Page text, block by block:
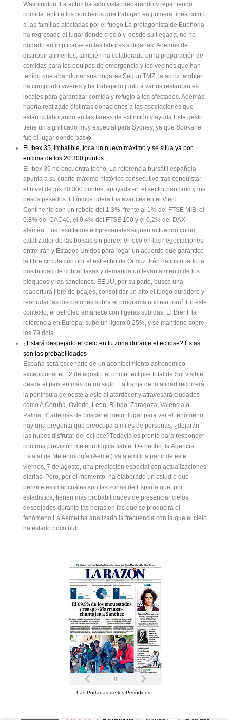
Washington. La actriz ha sido vista preparando y repartiendo
comida tanto a los bomberos que trabajan en primera línea como
a las familias afectadas por el fuego.La protagonista de Euphoria
ha regresado al lugar donde creció y, desde su llegada, no ha
dudado en implicarse en las labores solidarias. Además de
distribuir alimentos, también ha colaborado en la preparación de
comidas para los equipos de emergencia y los vecinos que han
tenido que abandonar sus hogares.Según TMZ, la actriz también
ha comprado víveres y ha trabajado junto a varios restaurantes
locales para garantizar comida y refugio a los afectados. Además,
habría realizado distintas donaciones a las asociaciones que
están colaborando en las tareas de extinción y ayuda.Este gesto
tiene un significado muy especial para Sydney, ya que Spokane
fue el lugar donde pas�
El Ibex 35, imbatible, toca un nuevo máximo y se sitúa ya por
encima de los 20.300 puntos
El Ibex 35 no encuentra techo. La referencia bursátil española
apunta a su cuarto máximo histórico consecutivo tras conquistar
el nivel de los 20.300 puntos, apoyada en el sector bancario y los
pesos pesados. El índice lidera los avances en el Viejo
Continente con un rebote del 1,3%, frente al 1% del FTSE MIB, el
0,8% del CAC40, el 0,4% del FTSE 100 y el 0,2% del DAX
alemán. Los resultados empresariales siguen actuando como
catalizador de las bolsas sin perder el foco en las negociaciones
entre Irán y Estados Unidos para logar un acuerdo que garantice
la libre circulación por el estrecho de Ormuz. Irán ha insinuado la
posibilidad de cobrar tasas y demanda un levantamiento de los
bloqueos y las sanciones. EEUU, por su parte, busca una
reapertura libre de peajes, consolidar un alto el fuego duradero y
reanudar las discusiones sobre el programa nuclear iraní. En este
contexto, el petróleo amanece con ligeras subidas. El Brent, la
referencia en Europa, sube un ligero 0,25%, y se mantiene sobre
los 79 dóla
¿Estará despejado el cielo en tu zona durante el eclipse? Estas
son las probabilidades
España será escenario de un acontecimiento astronómico
excepcional el 12 de agosto: el primer eclipse total de Sol visible
desde el país en más de un siglo. La franja de totalidad recorrerá
la península de oeste a este al atardecer y atravesará ciudades
como A Coruña, Oviedo, León, Bilbao, Zaragoza, Valencia o
Palma. Y, además de buscar el mejor lugar para ver el fenómeno,
hay una pregunta que preocupa a miles de personas: ¿dejarán
las nubes disfrutar del eclipse?Todavía es pronto para responder
con una previsión meteorológica fiable. De hecho, la Agencia
Estatal de Meteorología (Aemet) va a emitir a partir de este
viernes, 7 de agosto, una predicción especial con actualizaciones
diarias. Pero, por el momento, ha elaborado un estudio que
permite estimar cuáles son las zonas de España que, por
estadística, tienen más probabilidades de presenciar cielos
despejados durante las horas en las que se producirá el
fenómeno.La Aemet ha analizado la frecuencia con la que el cielo
ha estado poco nub
Las Portadas de los Periódicos